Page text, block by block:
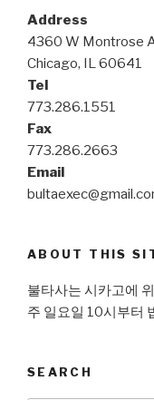
Address
4360 W Montrose
Chicago, IL 60641
Tel
773.286.1551
Fax
773.286.2663
Email
ABOUT THIS
불타사는 시카고에
주 일요일 10시부터
SEARCH